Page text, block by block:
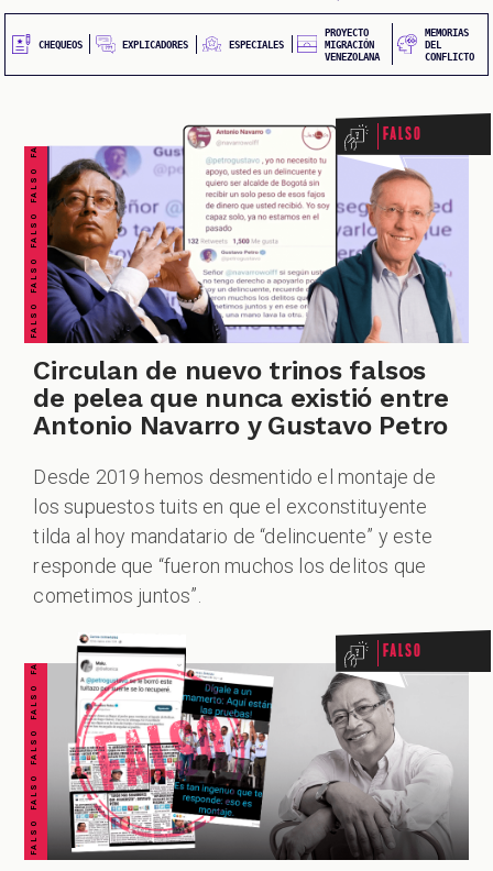
CHEQUEOS EXPLICADORES ESPECIALES
PROYECTO
MIGRACIÓN
VENEZOLANA
MEMORIAS
DEL
CONFLICTO
FALSO FALSO FALSO FALSO FALSO FALSO FALSO Falso
Circulan de nuevo trinos falsos
de pelea que nunca existió entre
Antonio Navarro y Gustavo Petro
Desde 2019 hemos desmentido el montaje de
los supuestos tuits en que el exconstituyente
tilda al hoy mandatario de “delincuente” y este
responde que “fueron muchos los delitos que
cometimos juntos”.
FALSO FALSO FALSO FALSO FALSO FALSO FALSO Falso